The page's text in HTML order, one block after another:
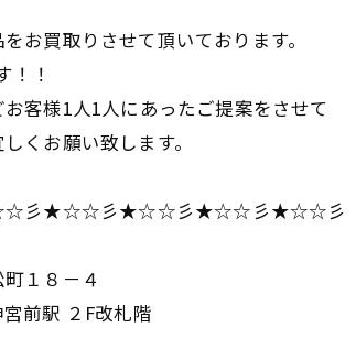
お買取りさせて頂いております。
！！
客様1人1人にあったご提案をさせて
くお願い致します。
彡★☆☆彡★☆☆彡★☆☆彡★☆☆彡
１８－４
前駅 ２F改札階